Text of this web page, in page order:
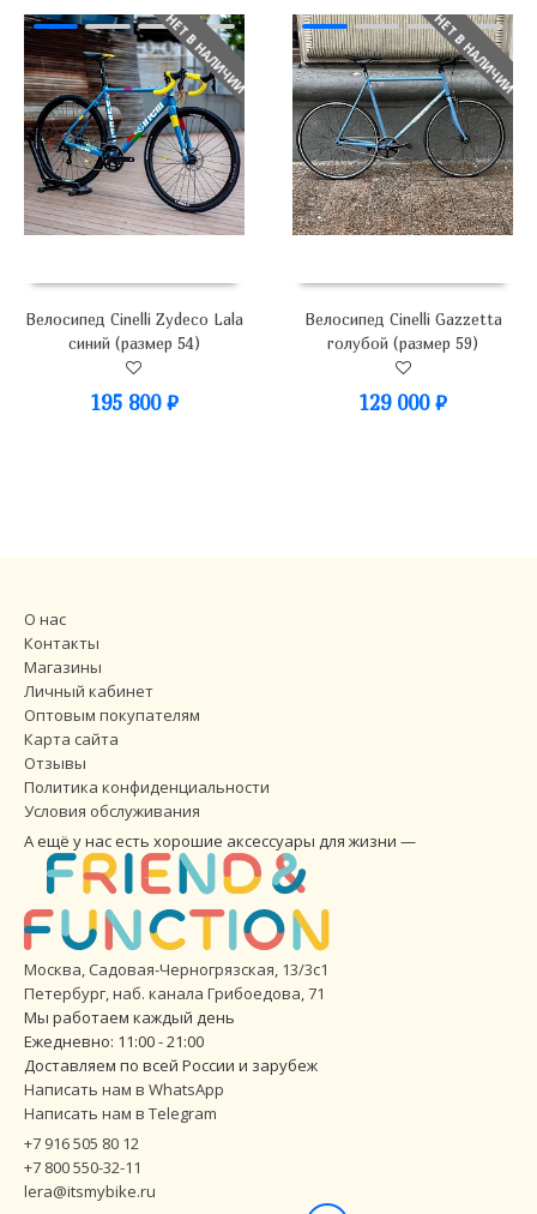
НЕТ В НАЛИЧИИ
Велосипед Cinelli Zydeco Lala
синий (размер 54)
195 800 ₽
НЕТ В НАЛИЧИИ
Велосипед Cinelli Gazzetta
голубой (размер 59)
129 000₽
О нас
Контакты
Магазины
Личный кабинет
Оптовым покупателям
Карта сайта
Отзывы
Политика конфиденциальности
Условия обслуживания
А ещё у нас есть хорошие аксессуары для жизни —
Москва, Садовая-Черногрязская, 13/3с1
Петербург,наб. канала Грибоедова, 71
Мы работаем каждый день
Ежедневно: 11:00 - 21:00
Доставляем по всей России и зарубеж
Написать нам в WhatsApp
Написать нам в Telegram
+7 916 505 80 12
+7 800 550-32-11
lera@itsmybike.ru